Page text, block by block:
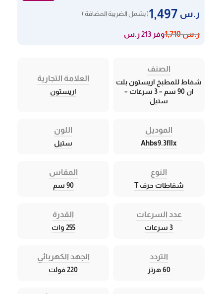
ر.س ( يشمل الضريبة المضافة )
ر.س1,710 وفر 213 ر.س
الصنف
شفاط للمطبخ اريستون بلت
ان 90 سم – 3 سرعات –
ستيل
العلامة التجارية
اريستون
الموديل
Ahbs9.3fllx
اللون
ستيل
النوع
شفاطات حرف T
المقاس
90 سم
عدد السرعات
3 سرعات
القدرة
255 وات
التردد
60 هرتز
الجهد الكهربائي
220 فولت